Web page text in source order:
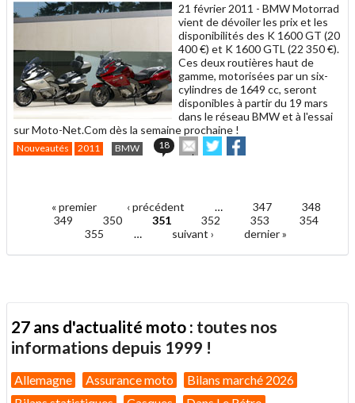
21 février 2011 - BMW Motorrad
vient de dévoiler les prix et les
disponibilités des K 1600 GT (20
400 €) et K 1600 GTL (22 350 €).
Ces deux routières haut de
gamme, motorisées par un six-
cylindres de 1649 cc, seront
disponibles à partir du 19 mars
dans le réseau BMW et à l'essai
sur Moto-Net.Com dès la semaine prochaine !
Nouveautés 2011 BMW 18
Envoyer
cet
ami
Partager
sur sur
Pages« premier ‹ précédent … 347
348
349
350 351 352 353
354
355
… suivant › dernier »
27 ans d'actualité moto : toutes nos
informations depuis 1999 !
Allemagne Assurance moto
Bilans marché 2026